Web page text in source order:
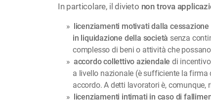
In particolare, il divieto non trova
licenziamenti motivati dalla
in liquidazione della società senza
complesso di beni o attività che
accordo collettivo aziendale di
a livello nazionale (è sufficiente la
accordo. A detti lavoratori è, comunque,
licenziamenti intimati in caso di